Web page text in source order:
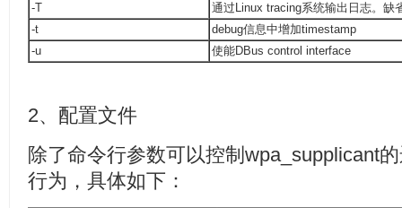
-T
通过Linux tracing系统输出日志。缺
-t
debug信息中增加timestamp
-u
使能DBus control interface
2、配置文件
除了命令行参数可以控制wpa_supplicant
行为，具体如下：